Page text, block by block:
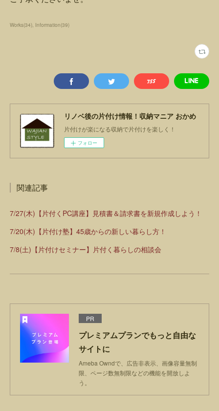
Works(34) Information(39)
リノベ後の片付け情報！収納マニア おかめ
片付けが楽になる収納で片付けを楽しく！
フォロー
関連記事
7/27(木)【片付くPC講座】見積書＆請求書を新規作成しよう！
7/20(木)【片付け塾】45歳からの新しい暮らし方！
7/8(土)【片付けセミナー】片付く暮らしの相談会
PR
プレミアムプランでもっと自由な
サイトに
Ameba Owndで、広告非表示、画像容量無制
限、ページ数無制限などの機能を開放しよ
う。